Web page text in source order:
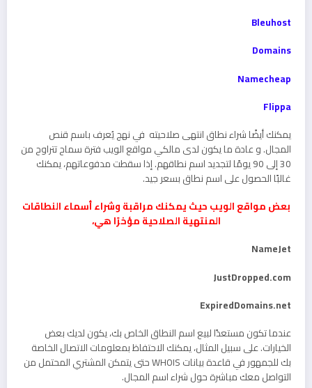
Bleuhost
Domains
Namecheap
Flippa
يمكنك أيضًا شراء نطاق انتهى صلاحيته في نهج يُعرف باسم قنص
المجال. و عادة ما يكون لدى مالكي مواقع الويب فترة سماح تتراوح من
30 إلى 90 يومًا لتجديد اسم نطاقهم. إذا سقطت مدفوعاتهم، يمكنك
غالبًا الحصول على اسم نطاق بسعر جيد.
بعض مواقع الويب حيث يمكنك مراقبة وشراء أسماء النطاقات
المنتهية الصلاحية مؤخرًا هي،
NameJet
JustDropped.com
ExpiredDomains.net
عندما تكون مستعدًا لبيع اسم النطاق الخاص بك، يكون لديك بعض
الخيارات. على سبيل المثال، يمكنك الاحتفاظ بمعلومات الاتصال الخاصة
بك للجمهور في قاعدة بيانات WHOIS حتى يتمكن المشتري المحتمل من
التواصل معك مباشرة حول شراء اسم المجال.